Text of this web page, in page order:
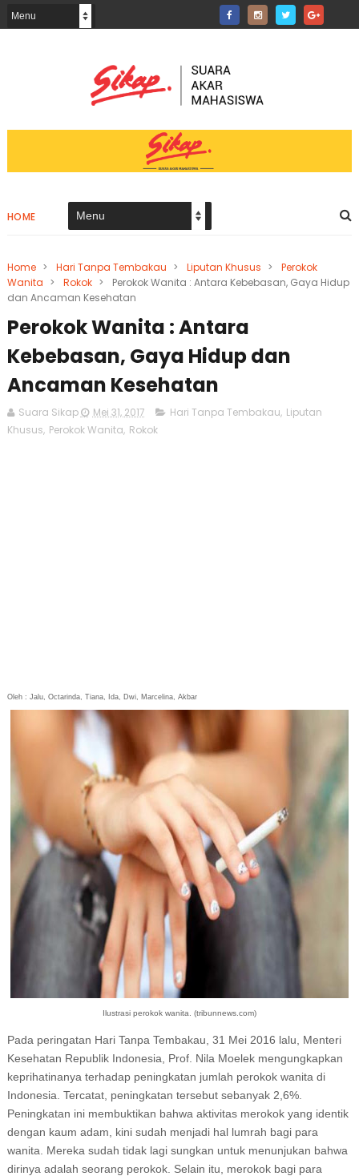
HOME
Home > Hari Tanpa Tembakau > Liputan Khusus >
Perokok
Wanita > Rokok >
Perokok Wanita : Antara Kebebasan, Gaya Hidup
dan Ancaman Kesehatan
Perokok Wanita : Antara
Kebebasan, Gaya Hidup dan
Ancaman Kesehatan
Suara Sikap Mei 31, 2017 Hari Tanpa Tembakau, Liputan
Khusus, Perokok Wanita, Rokok
Oleh : Jalu, Octarinda, Tiana, Ida, Dwi, Marcelina, Akbar
Ilustrasi perokok wanita. (tribunnews.com)
Pada peringatan Hari Tanpa Tembakau, 31 Mei 2016 lalu, Menteri
Kesehatan Republik Indonesia, Prof. Nila Moelek mengungkapkan
keprihatinanya terhadap peningkatan jumlah perokok wanita di
Indonesia. Tercatat, peningkatan tersebut sebanyak 2,6%.
Peningkatan ini membuktikan bahwa aktivitas merokok yang identik
dengan kaum adam, kini sudah menjadi hal lumrah bagi para
wanita. Mereka sudah tidak lagi sungkan untuk menunjukan bahwa
dirinya adalah seorang perokok. Selain itu, merokok bagi para